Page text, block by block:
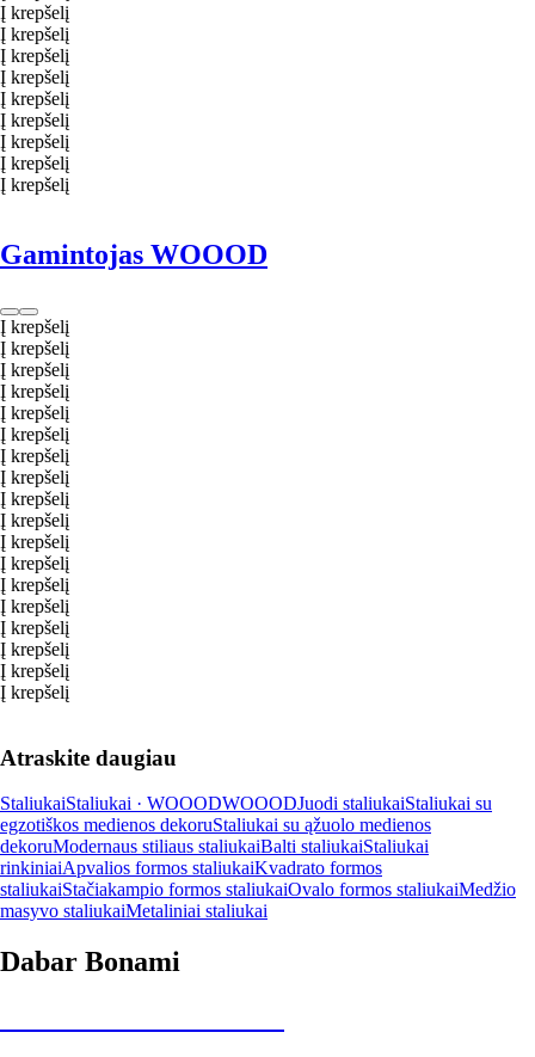
Į krepšelį
Į krepšelį
Į krepšelį
Į krepšelį
Į krepšelį
Į krepšelį
Į krepšelį
Į krepšelį
Į krepšelį
Gamintojas WOOOD
Į krepšelį
Į krepšelį
Į krepšelį
Į krepšelį
Į krepšelį
Į krepšelį
Į krepšelį
Į krepšelį
Į krepšelį
Į krepšelį
Į krepšelį
Į krepšelį
Į krepšelį
Į krepšelį
Į krepšelį
Į krepšelį
Į krepšelį
Į krepšelį
Atraskite daugiau
StaliukaiStaliukai · WOOODWOOODJuodi staliukaiStaliukai su
egzotiškos medienos dekoruStaliukai su ąžuolo medienos
dekoruModernaus stiliaus staliukaiBalti staliukaiStaliukai
rinkiniaiApvalios formos staliukaiKvadrato formos
staliukaiStačiakampio formos staliukaiOvalo formos staliukaiMedžio
masyvo staliukaiMetaliniai staliukai
Dabar Bonami